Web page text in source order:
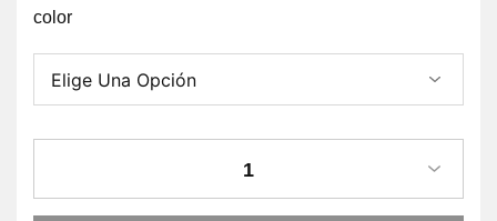
color
1